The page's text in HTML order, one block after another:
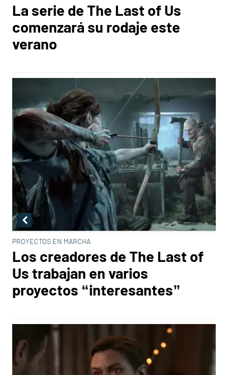
La serie de The Last of Us
comenzará su rodaje este
verano
PROYECTOS EN MARCHA
Los creadores de The Last of
Us trabajan en varios
proyectos “interesantes”